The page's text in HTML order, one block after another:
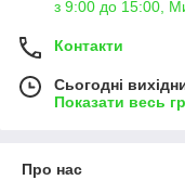
з 9:00 до 15:00,
Контакти
Сьогодні
Показати весь
Про нас